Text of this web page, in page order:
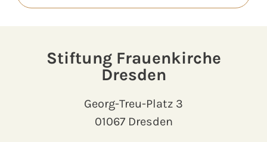
Stiftung Frauenkirche
Dresden
Georg-Treu-Platz 3
01067 Dresden